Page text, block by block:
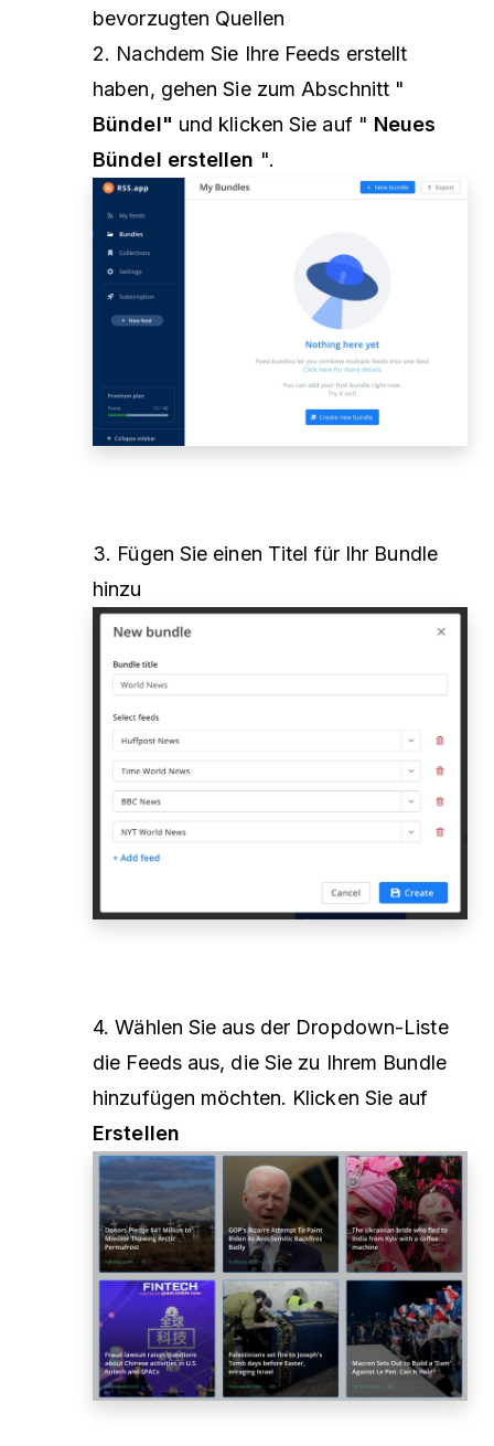
bevorzugten Quellen
2. Nachdem Sie Ihre Feeds erstellt
haben, gehen Sie zum Abschnitt "
Bündel" und klicken Sie auf " Neues
Bündel erstellen ".
3. Fügen Sie einen Titel für Ihr Bundle
hinzu
4. Wählen Sie aus der Dropdown-Liste
die Feeds aus, die Sie zu Ihrem Bundle
hinzufügen möchten. Klicken Sie auf
Erstellen